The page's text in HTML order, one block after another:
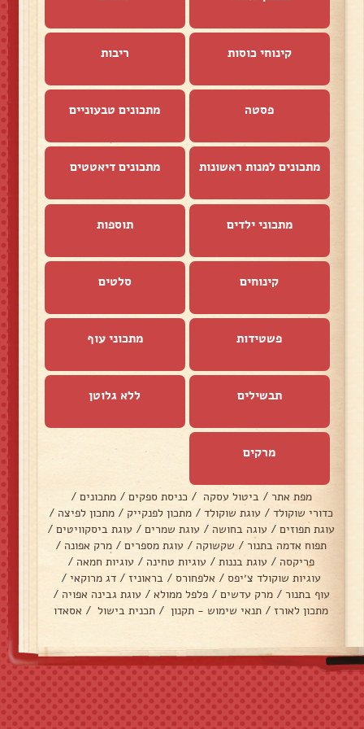
קינוחי כוסות ריבות
פסטה מתכונים טבעוניים
מתכונים למנות ראשונות מתכונים דיאטטים
מתכוני ילדים תוספות
קינוחים סלטים
פשטידות מתכוני עוף
תבשילים ללא גלוטן
מרקים
מפת אתר / ביטול עסקה / כניסת ספקים / מתכונים /
כדורי שוקולד / עוגת שוקולד / מתכון לפנקייק / מתכון לפיצה /
עוגת תפוזים / עוגה בחושה / עוגת שמרים / עוגת ביסקוויטים /
תפוח אדמה בתנור / שקשוקה / עוגת מספרים / מרק אפונה /
פריקסה / עוגת בננות / עוגיות טחינה / עוגיות חמאה /
עוגיות שוקולד צ׳יפס / אלפחורס / בראוניז / דג מרוקאי /
עוף בתנור / מרק עדשים / פלפל ממולא / עוגת גבינה אפויה /
מתכון לאורז / תנאי שימוש - תקנון / תכנית בישול / אסאדו